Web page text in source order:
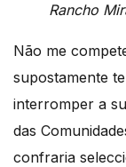
Rancho
Não me
supostamente
interromper a
das
confraria